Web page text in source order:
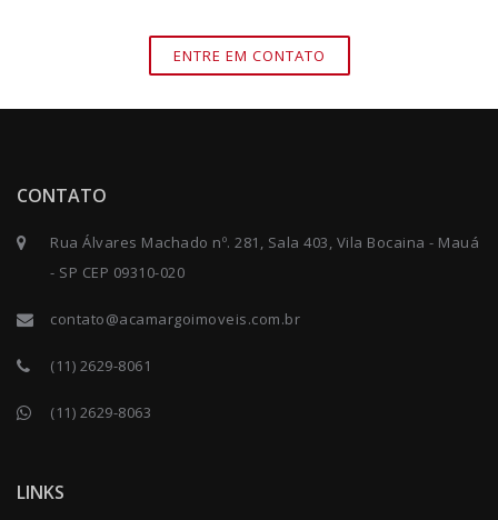
ENTRE EM CONTATO
CONTATO
Rua Álvares Machado nº. 281, Sala 403, Vila Bocaina - Mauá
- SP CEP 09310-020
contato@acamargoimoveis.com.br
(11) 2629-8061
(11) 2629-8063
LINKS